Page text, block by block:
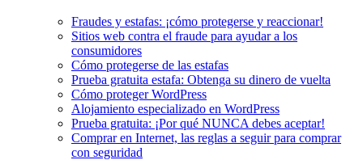
Fraudes y estafas: ¡cómo protegerse y reaccionar!
Sitios web contra el fraude para ayudar a los
consumidores
Cómo protegerse de las estafas
Prueba gratuita estafa: Obtenga su dinero de vuelta
Cómo proteger WordPress
Alojamiento especializado en WordPress
Prueba gratuita: ¡Por qué NUNCA debes aceptar!
Comprar en Internet, las reglas a seguir para comprar
con seguridad